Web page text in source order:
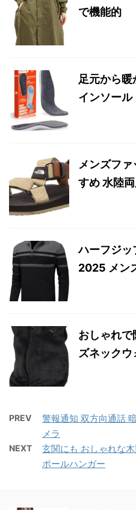
で機能的
足元から暖
インソール
メンズフ
すめ 水陸
ハーフジッ
2025 メン
おしゃれで
ズネック
PREV
警報通知 双方向通話
メラ
NEXT
玄関にも おしゃれな
ポールハンガー